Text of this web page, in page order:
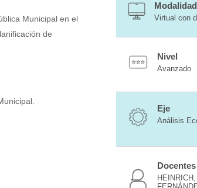
Municipal en el
de
Modalidad
Virtual con
Nivel
Avanzado
Eje
Análisis
Docentes